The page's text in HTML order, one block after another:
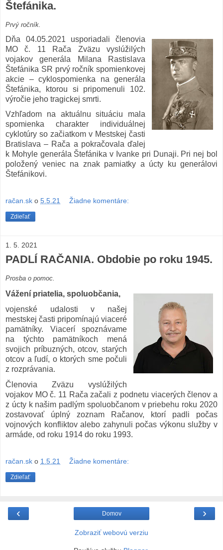
Štefánika.
Prvý ročník.
Dňa 04.05.2021 usporiadali členovia
MO č. 11 Rača Zväzu vyslúžilých
vojakov generála Milana Rastislava
Štefánika SR prvý ročník spomienkovej
akcie – cyklospomienka na generála
Štefánika, ktorou si pripomenuli 102.
výročie jeho tragickej smrti.
Vzhľadom na aktuálnu situáciu mala
spomienka charakter individuálnej
cyklotúry so začiatkom v Mestskej časti
Bratislava – Rača a pokračovala ďalej
k Mohyle generála Štefánika v Ivanke pri Dunaji. Pri nej bol
položený veniec na znak pamiatky a úcty ku generálovi
Štefánikovi.
račan.sk o 5.5.21 Žiadne komentáre:
Zdieľať
1. 5. 2021
PADLÍ RAČANIA. Obdobie po roku 1945.
Prosba o pomoc.
Vážení priatelia, spoluobčania,
vojenské udalosti v našej
mestskej časti pripomínajú viaceré
pamätníky. Viacerí spoznávame
na týchto pamätníkoch mená
svojich príbuzných, otcov, starých
otcov a ľudí, o ktorých sme počuli
z rozprávania.
Členovia Zväzu vyslúžilých
vojakov MO č. 11 Rača začali z podnetu viacerých členov a
z úcty k našim padlým spoluobčanom v priebehu roku 2020
zostavovať úplný zoznam Račanov, ktorí padli počas
vojnových konfliktov alebo zahynuli počas výkonu služby v
armáde, od roku 1914 do roku 1993.
račan.sk o 1.5.21 Žiadne komentáre:
Zdieľať
‹ ›
Domov
Zobraziť webovú verziu